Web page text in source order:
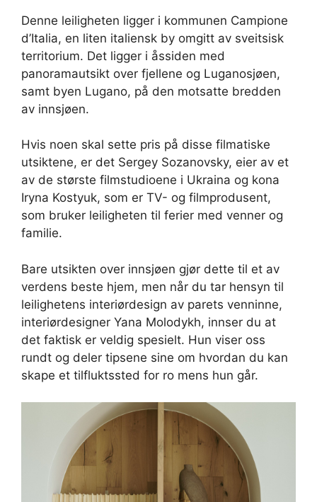
Denne leiligheten ligger i kommunen Campione
d’Italia, en liten italiensk by omgitt av sveitsisk
territorium. Det ligger i åssiden med
panoramautsikt over fjellene og Luganosjøen,
samt byen Lugano, på den motsatte bredden
av innsjøen.
Hvis noen skal sette pris på disse filmatiske
utsiktene, er det Sergey Sozanovsky, eier av et
av de største filmstudioene i Ukraina og kona
Iryna Kostyuk, som er TV- og filmprodusent,
som bruker leiligheten til ferier med venner og
familie.
Bare utsikten over innsjøen gjør dette til et av
verdens beste hjem, men når du tar hensyn til
leilighetens interiørdesign av parets venninne,
interiørdesigner Yana Molodykh, innser du at
det faktisk er veldig spesielt. Hun viser oss
rundt og deler tipsene sine om hvordan du kan
skape et tilfluktssted for ro mens hun går.